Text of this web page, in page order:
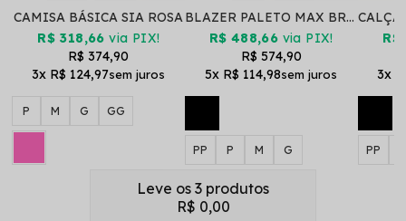
CAMISA BÁSICA SIA ROSA
R$ 318,66 via PIX!
R$ 374,90
3x R$ 124,97
P M G GG
BLAZER PALETO MAX BRU PRETO
R$ 488,66 via PIX!
R$ 574,90
5x R$ 114,98
PP P M G
R$
3x
PP
Leve os 3 produtos
R$ 0,00